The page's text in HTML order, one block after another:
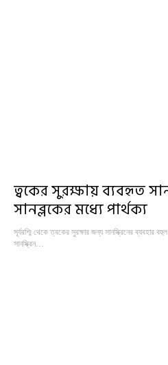
ত্বকের সুরক্ষায় ব্যবহৃত
সানব্লকের মধ্যে পার্থক্য
সূর্যরশ্মি থেকে ত্বকের সুরক্ষার জন্য সানস্ক্রিনের ব্যবহার
সানস্ক্রিন…